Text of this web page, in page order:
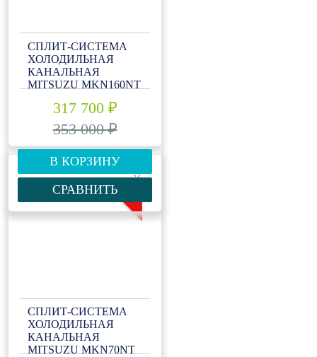
СПЛИТ-СИСТЕМА
ХОЛОДИЛЬНАЯ
КАНАЛЬНАЯ
MITSUZU MKN160NT
317 700 ₽
353 000 ₽
В КОРЗИНУ
СРАВНИТЬ
-10%
СПЛИТ-СИСТЕМА
ХОЛОДИЛЬНАЯ
КАНАЛЬНАЯ
MITSUZU MKN70NT